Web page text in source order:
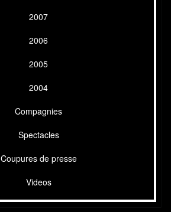
2007
2006
2005
2004
Compagnies
Spectacles
Coupures de presse
Videos